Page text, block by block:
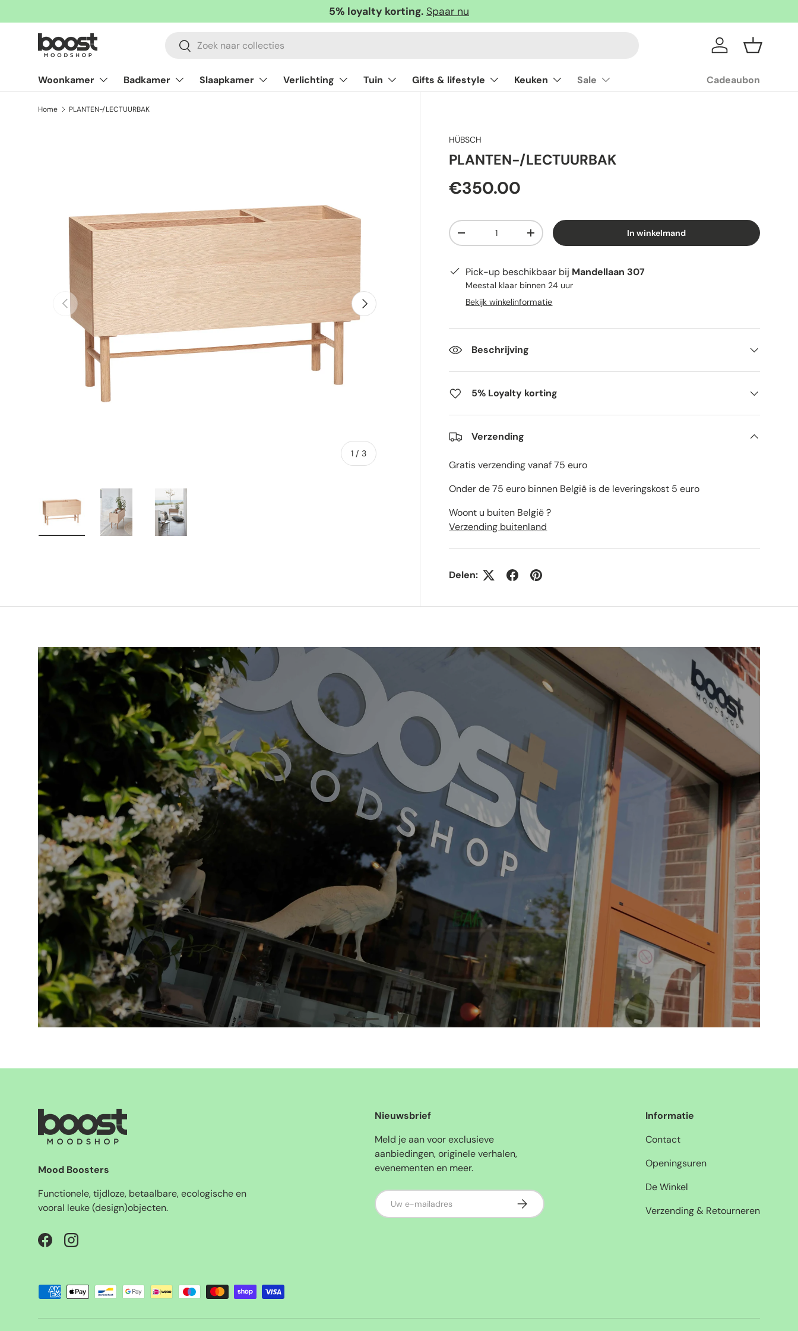
Ga naar inhoud
5% loyalty korting. Spaar nu
Zoeken
Zoeken InloggenMandje
Woonkamer Badkamer Slaapkamer Verlichting Tuin Gifts & lifestyle Keuken Sale Cadeaubon
Home PLANTEN-/LECTUURBAK
Vorige
1 /van
3
Volgende
HÜBSCH
PLANTEN-/LECTUURBAK
€350.00
Aantal
-
+ In winkelmand
Pick-up beschikbaar bij Mandellaan 307
Meestal klaar binnen 24 uur
Bekijk winkelinformatie
Beschrijving
5% Loyalty korting
Verzending
Gratis verzending vanaf 75 euro
Onder de 75 euro binnen België is de leveringskost 5 euro
Woont u buiten België ?
Verzending buitenland
Delen:
Mood Boosters
Functionele, tijdloze, betaalbare, ecologische en
vooral leuke (design)objecten.
FacebookInstagram
Nieuwsbrief
Meld je aan voor exclusieve
aanbiedingen, originele verhalen,
evenementen en meer.
E-mailadres Abonneer
Informatie
Contact
Openingsuren
De Winkel
Verzending & Retourneren
Geaccepteerde betaalmethoden